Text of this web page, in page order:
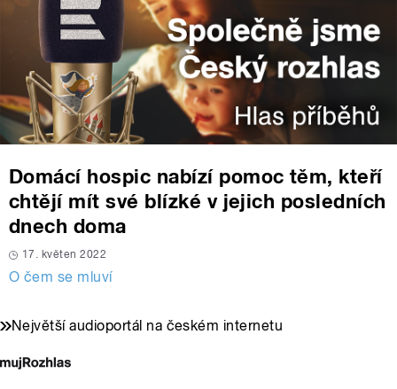
Domácí hospic nabízí pomoc těm, kteří
chtějí mít své blízké v jejich posledních
dnech doma
17. květen 2022
O čem se mluví
Největší audioportál na českém internetu